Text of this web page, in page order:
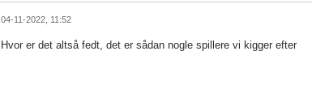
04-11-2022, 11:52
Hvor er det altså fedt, det er sådan nogle spillere vi kigger efter